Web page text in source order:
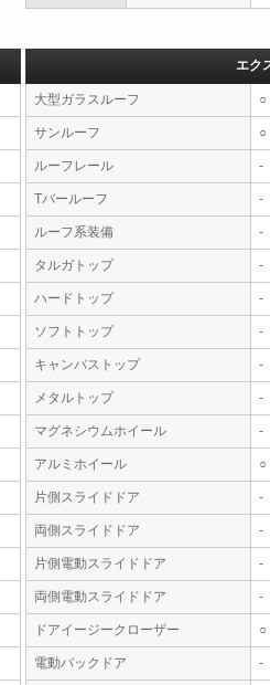
エク
大型ガラスルーフ ○
サンルーフ ○
ルーフレール -
Tバールーフ -
ルーフ系装備 -
タルガトップ -
ハードトップ -
ソフトトップ -
キャンバストップ -
メタルトップ -
マグネシウムホイール -
アルミホイール ○
片側スライドドア -
両側スライドドア -
片側電動スライドドア -
両側電動スライドドア -
ドアイージークローザー ○
電動バックドア -